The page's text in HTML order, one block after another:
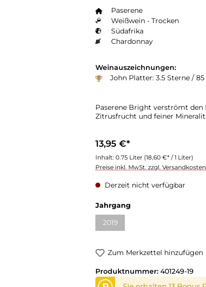
Paserene
Weißwein - Trocken
Südafrika
Chardonnay
Weinauszeichnungen:
John Platter: 3.5 Sterne /
Paserene Bright verströmt
Zitrusfrucht und feiner
13,95 €*
Inhalt: 0.75 Liter (18,60 €* / 1 Liter)
Preise inkl. MwSt. zzgl. Versandkosten
Derzeit nicht verfügbar
Jahrgang
2019
Zum Merkzettel hinzufügen
Produktnummer: 401249-19